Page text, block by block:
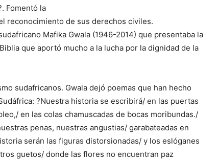
Fomentó la
reconocimiento de sus derechos civiles.
Mafika Gwala (1946-2014) que presentaba la
que aportó mucho a la lucha por la dignidad de la
sudafricanos. Gwala dejó poemas que han hecho
?Nuestra historia se escribirá/ en las puertas
en las colas chamuscadas de bocas moribundas./
penas, nuestras angustias/ garabateadas en
serán las figuras distorsionadas/ y los eslóganes
guetos/ donde las flores no encuentran paz